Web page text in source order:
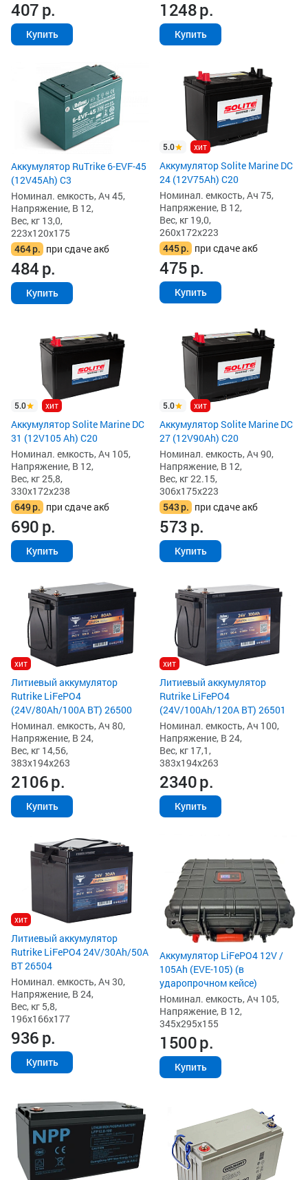
407р.
Купить
1248р.
Купить
Аккумулятор RuTrike 6-EVF-45
(12V45Ah) C3
Номинал. емкость, Ач 45,
Напряжение, В 12,
Вес, кг 13,0,
223x120x175
464р. при сдаче акб
484р.
Купить
5.0 хит
Аккумулятор Solite Marine DC
24 (12V75Ah) С20
Номинал. емкость, Ач 75,
Напряжение, В 12,
Вес, кг 19,0,
260x172x223
445р. при сдаче акб
475р.
Купить
5.0 хит
Аккумулятор Solite Marine DC
31 (12V105 Ah) С20
Номинал. емкость, Ач 105,
Напряжение, В 12,
Вес, кг 25,8,
330x172x238
649р. при сдаче акб
690р.
Купить
5.0 хит
Аккумулятор Solite Marine DC
27 (12V90Ah) С20
Номинал. емкость, Ач 90,
Напряжение, В 12,
Вес, кг 22.15,
306x175x223
543р. при сдаче акб
573р.
Купить
хит
Литиевый аккумулятор
Rutrike LiFePO4
(24V/80Ah/100A BT) 26500
Номинал. емкость, Ач 80,
Напряжение, В 24,
Вес, кг 14,56,
383x194x263
2106р.
Купить
хит
Литиевый аккумулятор
Rutrike LiFePO4
(24V/100Ah/120A BT) 26501
Номинал. емкость, Ач 100,
Напряжение, В 24,
Вес, кг 17,1,
383x194x263
2340р.
Купить
хит
Литиевый аккумулятор
Rutrike LiFePO4 24V/30Ah/50A
BT 26504
Номинал. емкость, Ач 30,
Напряжение, В 24,
Вес, кг 5,8,
196x166x177
936р.
Купить
Аккумулятор LiFePO4 12V /
105Ah (EVE-105) (в
ударопрочном кейсе)
Номинал. емкость, Ач 105,
Напряжение, В 12,
345x295x155
1500р.
Купить